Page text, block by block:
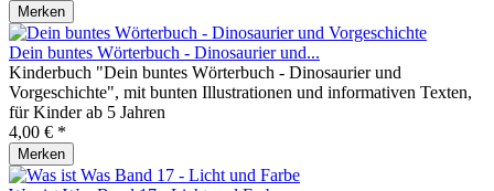
Merken
Dein buntes Wörterbuch - Dinosaurier und...
Kinderbuch "Dein buntes Wörterbuch - Dinosaurier und
Vorgeschichte", mit bunten Illustrationen und informativen Texten,
für Kinder ab 5 Jahren
4,00 € *
Merken